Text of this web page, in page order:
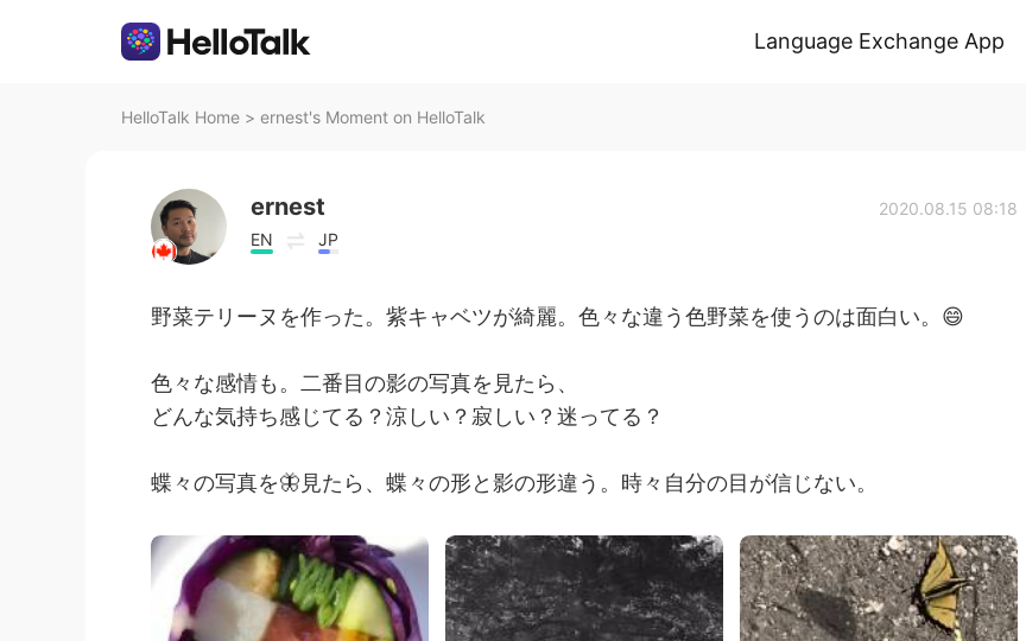
Language Exchange App
HelloTalk Home > ernest's Moment on HelloTalk
ernest
EN JP
2020.08.15 08:18
野菜テリーヌを作った。紫キャベツが綺麗。色々な違う色野菜を使うのは面白い。😄
色々な感情も。二番目の影の写真を見たら、
どんな気持ち感じてる？涼しい？寂しい？迷ってる？
蝶々の写真を🦋見たら、蝶々の形と影の形違う。時々自分の目が信じない。